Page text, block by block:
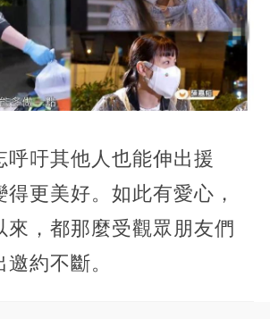
呼吁其他人也能伸出援
更美好。如此有愛心，
來，都那麼受觀眾朋友們
約不斷。